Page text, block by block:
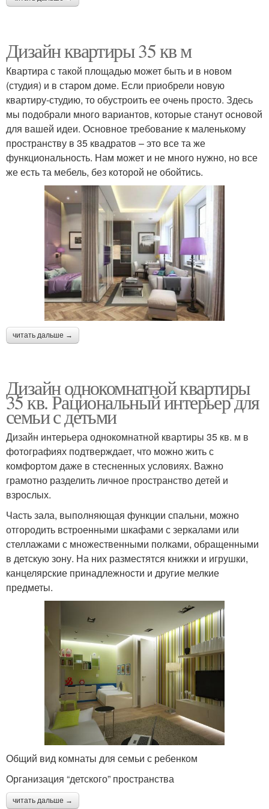
Дизайн квартиры 35 кв м
Квартира с такой площадью может быть и в новом
(студия) и в старом доме. Если приобрели новую
квартиру-студию, то обустроить ее очень просто. Здесь
мы подобрали много вариантов, которые станут основой
для вашей идеи. Основное требование к маленькому
пространству в 35 квадратов – это все та же
функциональность. Нам может и не много нужно, но все
же есть та мебель, без которой не обойтись.
читать дальше →
Дизайн однокомнатной квартиры
35 кв. Рациональный интерьер для
семьи с детьми
Дизайн интерьера однокомнатной квартиры 35 кв. м в
фотографиях подтверждает, что можно жить с
комфортом даже в стесненных условиях. Важно
грамотно разделить личное пространство детей и
взрослых.
Часть зала, выполняющая функции спальни, можно
отгородить встроенными шкафами с зеркалами или
стеллажами с множественными полками, обращенными
в детскую зону. На них разместятся книжки и игрушки,
канцелярские принадлежности и другие мелкие
предметы.
Общий вид комнаты для семьи с ребенком
Организация “детского” пространства
читать дальше →